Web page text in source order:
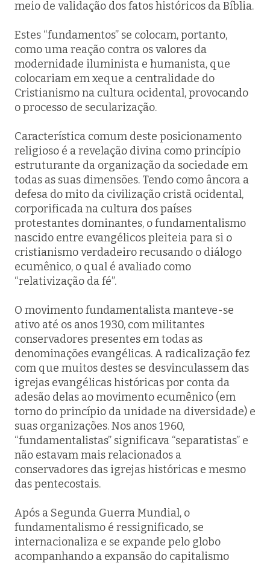
meio de validação dos fatos históricos da Bíblia.
Estes “fundamentos” se colocam, portanto,
como uma reação contra os valores da
modernidade iluminista e humanista, que
colocariam em xeque a centralidade do
Cristianismo na cultura ocidental, provocando
o processo de secularização.
Característica comum deste posicionamento
religioso é a revelação divina como princípio
estruturante da organização da sociedade em
todas as suas dimensões. Tendo como âncora a
defesa do mito da civilização cristã ocidental,
corporificada na cultura dos países
protestantes dominantes, o fundamentalismo
nascido entre evangélicos pleiteia para si o
cristianismo verdadeiro recusando o diálogo
ecumênico, o qual é avaliado como
“relativização da fé”.
O movimento fundamentalista manteve-se
ativo até os anos 1930, com militantes
conservadores presentes em todas as
denominações evangélicas. A radicalização fez
com que muitos destes se desvinculassem das
igrejas evangélicas históricas por conta da
adesão delas ao movimento ecumênico (em
torno do princípio da unidade na diversidade) e
suas organizações. Nos anos 1960,
“fundamentalistas” significava “separatistas” e
não estavam mais relacionados a
conservadores das igrejas históricas e mesmo
das pentecostais.
Após a Segunda Guerra Mundial, o
fundamentalismo é ressignificado, se
internacionaliza e se expande pelo globo
acompanhando a expansão do capitalismo